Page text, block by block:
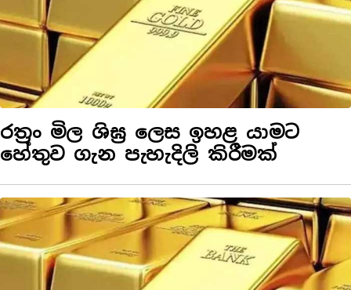
රත්‍රං මිල ශිඝ්‍ර ලෙස ඉහළ යාමට
හේතුව ගැන පැහැදිලි කිරීමක්